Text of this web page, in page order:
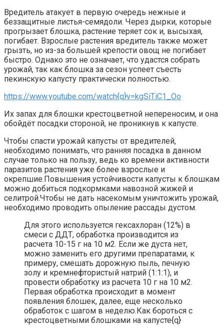
Вредитель атакует в первую очередь нежные и
беззащитные листья-семядоли. Через дырки, которые
прогрызает блошка, растение теряет сок и, высыхая,
погибает. Взрослые растения вредитель также может
грызть, но из-за большей крепости овощ не погибает
быстро. Однако это не означает, что удастся собрать
урожай, так как блошка за сезон успеет съесть
пекинскую капусту практически полностью.
https://www.youtube.com/watch{q}v=kgSiTiC1_Oo
Их запах для блошки крестоцветной непереносим, и она
обойдёт посадки стороной, не проникнув к капусте.
Чтобы спасти урожай капусты от вредителей,
необходимо понимать, что ранняя посадка в данном
случае только на пользу, ведь ко времени активности
паразитов растения уже более взрослые и
окрепшие.Повышения устойчивости капусты к блошкам
можно добиться подкормками навозной жижей и
селитрой.Чтобы не дать насекомым уничтожить урожай,
необходимо проводить опыление рассады дустом.
Для этого используется гексахлоран (12%) в
смеси с ДДТ, обработка производится из
расчета 10-15 г на 10 м2. Если же дуста нет,
можно заменить его другими препаратами, к
примеру, смешать дорожную пыль, печную
золу и кремнефтористый натрий (1:1:1), и
провести обработку из расчета 10 г на 10 м2.
Первая обработка происходит в момент
появления блошек, далее, еще несколько
обработок с шагом в неделю.Как бороться с
крестоцветными блошками на капусте{q}